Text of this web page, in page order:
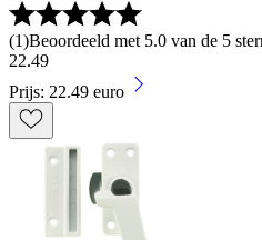
(1)Beoordeeld met 5.0 van de 5
22.49
Prijs: 22.49 euro